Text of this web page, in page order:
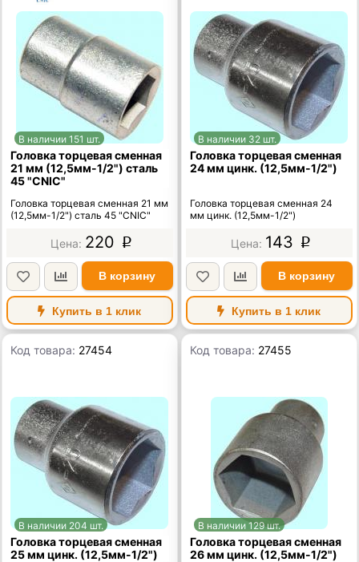
В наличии 151 шт.
Головка торцевая сменная
21 мм (12,5мм-1/2") сталь
45 "CNIC"
Головка торцевая сменная 21 мм
(12,5мм-1/2") сталь 45 "CNIC"
220 p
В корзину
Купить в 1 клик
В наличии 32 шт.
Головка торцевая сменная
24 мм цинк. (12,5мм-1/2")
Головка торцевая сменная 24
мм цинк. (12,5мм-1/2")
143 p
В корзину
Купить в 1 клик
Код товара: 27454
В наличии 204 шт.
Головка торцевая сменная
25 мм цинк. (12,5мм-1/2")
Код товара: 27455
В наличии 129 шт.
Головка торцевая сменная
26 мм цинк. (12,5мм-1/2")